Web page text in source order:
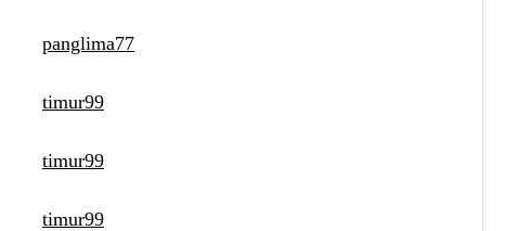
panglima77
timur99
timur99
timur99